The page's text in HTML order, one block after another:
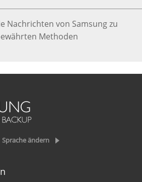
Nachrichten von Samsung zu
Methoden
Sprache ändern